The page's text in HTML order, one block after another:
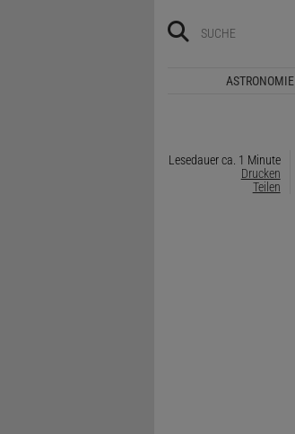
ASTRONOMIE
Lesedauer ca. 1 Minute
Drucken
Teilen